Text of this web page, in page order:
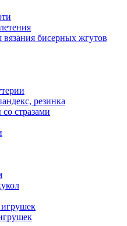
вязания бисерных жгутов
резинка
стразами
игрушек